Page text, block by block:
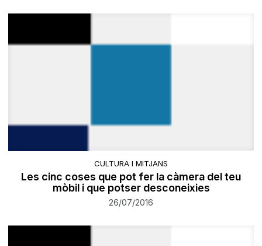
CULTURA I MITJANS
Les cinc coses que pot fer la càmera del teu
mòbil i que potser desconeixies
26/07/2016